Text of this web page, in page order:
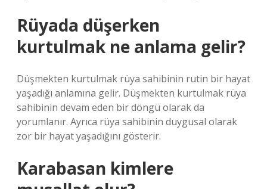
Rüyada düşerken
kurtulmak ne anlama gelir?
Düşmekten kurtulmak rüya sahibinin rutin bir hayat
yaşadığı anlamına gelir. Düşmekten kurtulmak rüya
sahibinin devam eden bir döngü olarak da
yorumlanır. Ayrıca rüya sahibinin duygusal olarak
zor bir hayat yaşadığını gösterir.
Karabasan kimlere